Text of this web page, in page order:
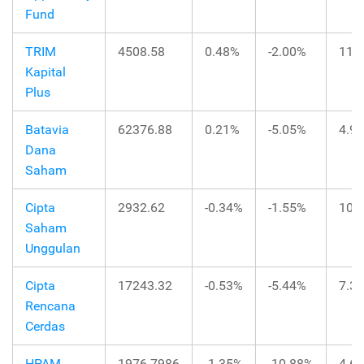
Fund
TRIM
Kapital
Plus
4508.58 0.48% -2.00%
Batavia
Dana
Saham
62376.88 0.21% -5.05%
Cipta
Saham
Unggulan
2932.62 -0.34% -1.55%
Cipta
Rencana
Cerdas
17243.32 -0.53% -5.44%